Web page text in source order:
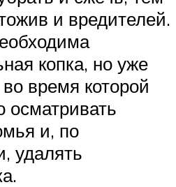
и вредителей.
копка, но уже
время которой
осматривать
и, по
удалять